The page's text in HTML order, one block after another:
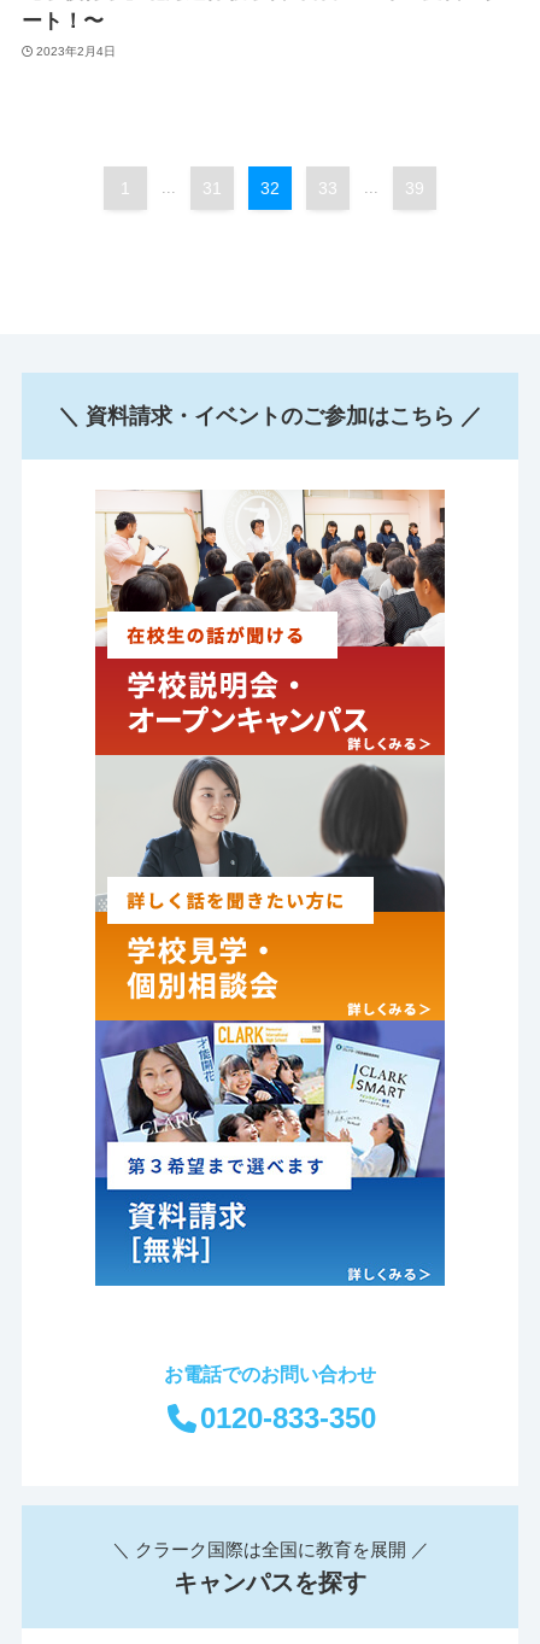
ート！〜
2023年2月4日
1 ... 31 32 33 ... 39
＼ 資料請求・イベントのご参加はこちら ／
お電話でのお問い合わせ
0120-833-350
＼ クラーク国際は全国に教育を展開 ／
キャンパスを探す